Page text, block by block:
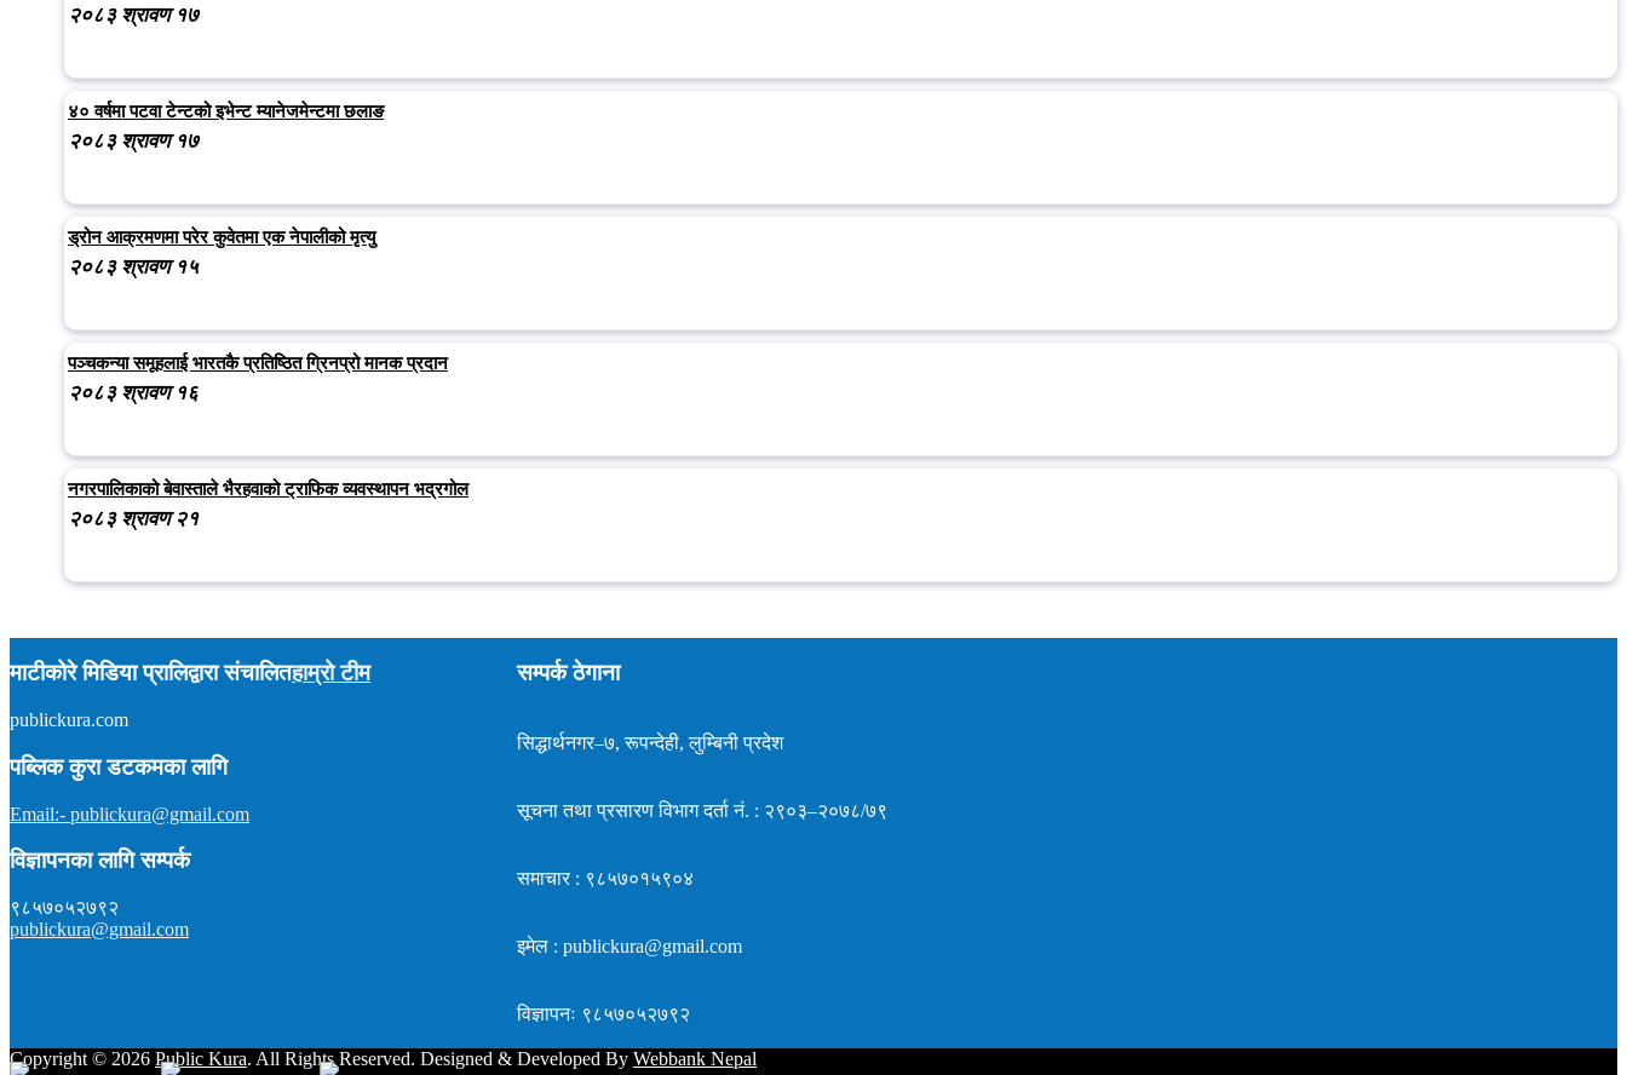
२०८३ श्रावण १७
४० वर्षमा पटवा टेन्टको इभेन्ट म्यानेजमेन्टमा छलाङ
२०८३ श्रावण १७
ड्रोन आक्रमणमा परेर कुवेतमा एक नेपालीको मृत्यु
२०८३ श्रावण १५
पञ्चकन्या समूहलाई भारतकै प्रतिष्ठित ग्रिनप्रो मानक प्रदान
२०८३ श्रावण १६
नगरपालिकाको बेवास्ताले भैरहवाको ट्राफिक व्यवस्थापन भद्रगोल
२०८३ श्रावण २१
माटीकोरे मिडिया प्रालिद्वारा संचालित
publickura.com
पब्लिक कुरा डटकमका लागि
Email:- publickura@gmail.com
विज्ञापनका लागि सम्पर्क
९८५७०५२७९२
publickura@gmail.com
हाम्रो टीम सम्पर्क ठेगाना
सिद्धार्थनगर–७, रूपन्देही, लुम्बिनी प्रदेश
सूचना तथा प्रसारण विभाग दर्ता नं. : २९०३–२०७८/७९
समाचार : ९८५७०१५९०४
इमेल : publickura@gmail.com
विज्ञापनः ९८५७०५२७९२
Copyright © 2026 Public Kura. All Rights Reserved. Designed & Developed By Webbank Nepal